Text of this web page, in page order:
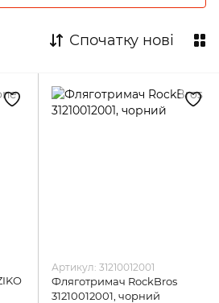
Багажники та кошики
Чохли для велосипедів
авто
Спочатку нові
Артикул: 31210012001
Фляготримач RockBros
31210012001, чорний